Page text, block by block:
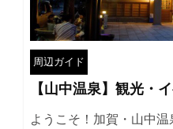
周辺ガイド
【山中温泉】観光・
ようこそ！加賀・山中